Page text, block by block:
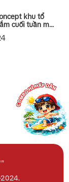
khu tổ
cuối tuần mới